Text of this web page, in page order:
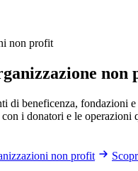
non profit
di beneficenza, fondazioni
i donatori e le
non profit